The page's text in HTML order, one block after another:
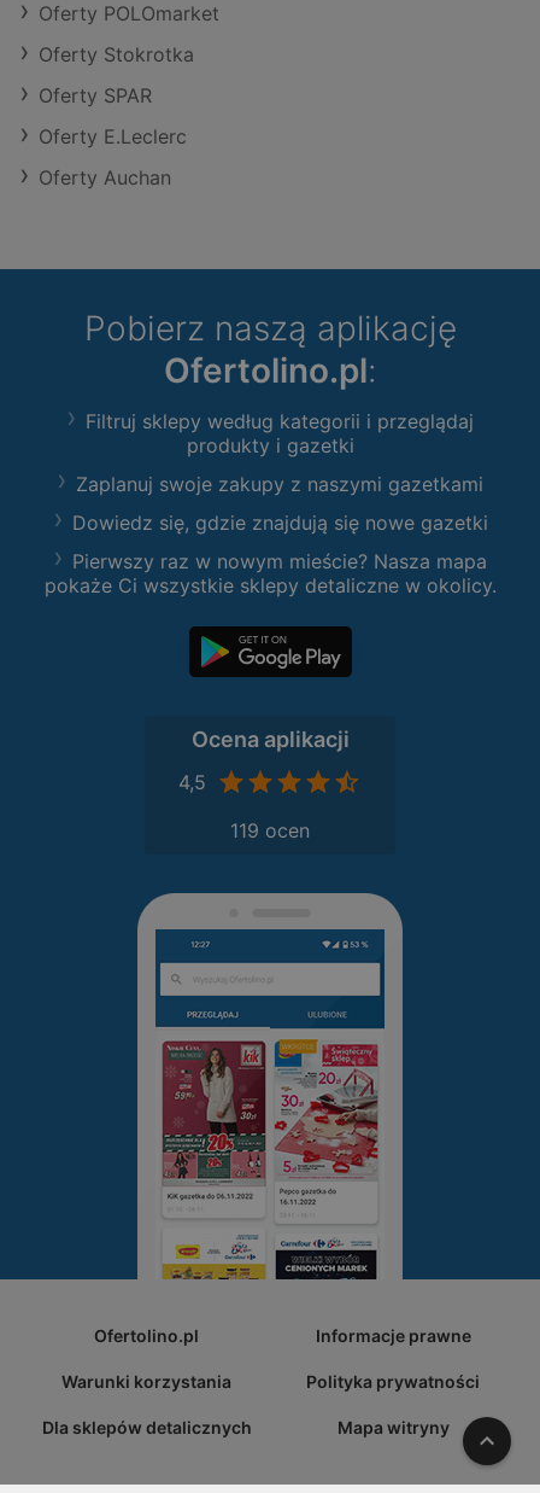
Oferty POLOmarket
Oferty Stokrotka
Oferty SPAR
Oferty E.Leclerc
Oferty Auchan
Pobierz naszą aplikację
Ofertolino.pl:
Filtruj sklepy według kategorii i przeglądaj
produkty i gazetki
Zaplanuj swoje zakupy z naszymi gazetkami
Dowiedz się, gdzie znajdują się nowe gazetki
Pierwszy raz w nowym mieście? Nasza mapa
pokaże Ci wszystkie sklepy detaliczne w okolicy.
Ocena aplikacji
4,5
119 ocen
Ofertolino.pl Informacje prawne
Warunki korzystania Polityka prywatności
Dla sklepów detalicznych Mapa witryny W